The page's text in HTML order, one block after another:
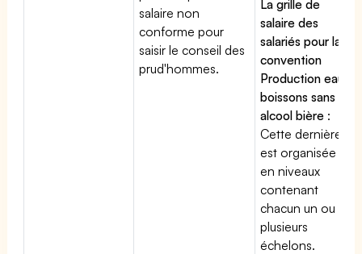
salaire non
conforme pour
saisir le conseil des
prud'hommes.
La grille de
salaire des
salariés pour la
convention
Production eaux
boissons sans
alcool bière :
Cette dernière
est organisée
en niveaux
contenant
chacun un ou
plusieurs
échelons.